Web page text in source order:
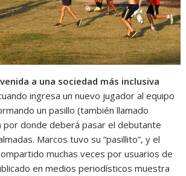
a una sociedad más inclusiva
ingresa un nuevo jugador al equipo
un pasillo (también llamado
por donde deberá pasar el debutante
Marcos tuvo su “pasillito”, y el
muchas veces por usuarios de
en medios periodísticos muestra